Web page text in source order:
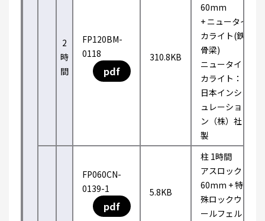
2
時
間
FP120BM-
0118
pdf
310.8KB
60mm
+ ニュータイ
カライト(鉄
骨梁)
ニュータイ
カライト：
日本インシ
ュレーショ
ン（株）社
製
FP060CN-
0139-1
pdf
5.8KB
柱 1時間
アスロック
60mm + 特
殊ロックウ
ールフェル